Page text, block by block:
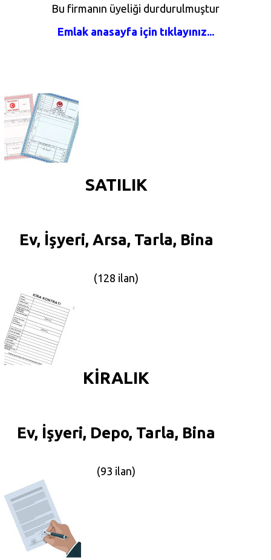
Bu firmanın üyeliği durdurulmuştur
Emlak anasayfa için tıklayınız...
SATILIK
Ev, İşyeri, Arsa, Tarla, Bina
(128 ilan)
KİRALIK
Ev, İşyeri, Depo, Tarla, Bina
(93 ilan)